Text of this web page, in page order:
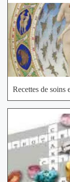
Recettes de soins